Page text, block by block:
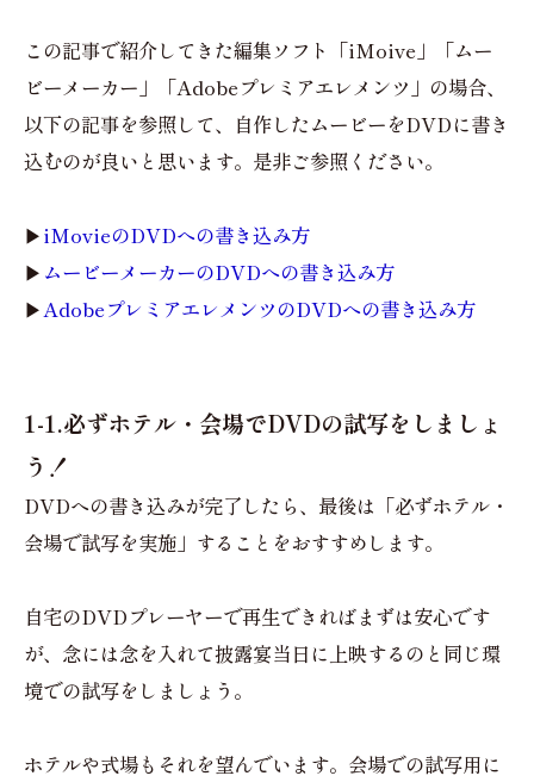
この記事で紹介してきた編集ソフト「iMoive」「ムー
ビーメーカー」「Adobeプレミアエレメンツ」の場合、
以下の記事を参照して、自作したムービーをDVDに書き
込むのが良いと思います。是非ご参照ください。
▶iMovieのDVDへの書き込み方
▶ ムービーメーカーのDVDへの書き込み方
▶ AdobeプレミアエレメンツのDVDへの書き込み方
1-1.必ずホテル・会場でDVDの試写をしましょ
う！
DVDへの書き込みが完了したら、最後は「必ずホテル・
会場で試写を実施」することをおすすめします。
自宅のDVDプレーヤーで再生できればまずは安心です
が、念には念を入れて披露宴当日に上映するのと同じ環
境での試写をしましょう。
ホテルや式場もそれを望んでいます。会場での試写用に